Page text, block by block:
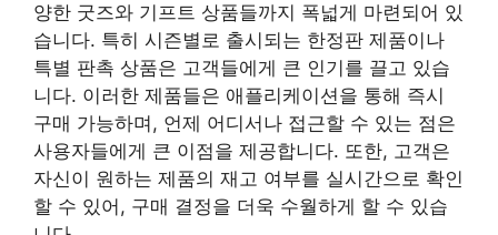
양한 굿즈와 기프트 상품들까지 폭넓게 마련되어 있
습니다. 특히 시즌별로 출시되는 한정판 제품이나
특별 판촉 상품은 고객들에게 큰 인기를 끌고 있습
니다. 이러한 제품들은 애플리케이션을 통해 즉시
구매 가능하며, 언제 어디서나 접근할 수 있는 점은
사용자들에게 큰 이점을 제공합니다. 또한, 고객은
자신이 원하는 제품의 재고 여부를 실시간으로 확인
할 수 있어, 구매 결정을 더욱 수월하게 할 수 있습